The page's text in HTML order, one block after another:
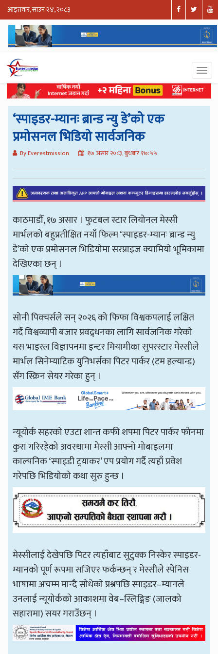
आइतवार, साउन २४, २०८३
‘स्पाइडर-म्यानः ब्रान्ड न्यु डे’को एक
प्रमोसनल भिडियो सार्वजनिक
By Everestmission १७ असार २०८३, बुधबार १७:५५
काठमाडौँ, १७ असार । फुटबल स्टार लियोनल मेस्सी
मार्भलको बहुप्रतीक्षित नयाँ फिल्म ‘स्पाइडर-म्यानः ब्रान्ड न्यु
डे’को एक प्रमोसनल भिडियोमा सरप्राइज क्यामियो भूमिकामा
देखिएका छन् ।
सोनी पिक्चर्सले सन् २०२६ को फिफा विश्वकपलाई लक्षित
गर्दै विश्वव्यापी बजार प्रवद्र्धनका लागि सार्वजनिक गरेको
यस भाइरल विज्ञापनमा इन्टर मियामीका सुपरस्टार मेस्सीले
मार्भल सिनेम्याटिक युनिभर्सका पिटर पार्कर (टम हल्यान्ड)
सँग स्क्रिन सेयर गरेका हुन् ।
न्यूयोर्क सहरको एउटा शान्त कफी शपमा पिटर पार्कर फोनमा
कुरा गरिरहेको अवस्थामा मेस्सी आफ्नो मोबाइलमा
काल्पनिक ‘स्पाइडी ट्रयाकर’ एप प्रयोग गर्दै त्यहाँ प्रवेश
गरेपछि भिडियोको कथा सुरु हुन्छ ।
मेस्सीलाई देखेपछि पिटर त्यहाँबाट सुटुक्क निस्केर स्पाइडर-
म्यानको पूर्ण रूपमा सजिएर फर्कन्छन् र मेस्सीले स्पेनिस
भाषामा अचम्म मान्दै सोधेको प्रश्नपछि स्पाइडर–म्यानले
उनलाई न्यूयोर्कको आकाशमा वेब–स्लिङ्गिङ (जालको
सहारामा) सयर गराउँछन् ।